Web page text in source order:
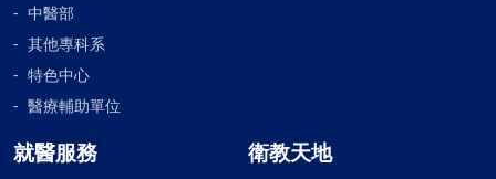
中醫部
其他專科系
特色中心
醫療輔助單位
就醫服務 衛教天地